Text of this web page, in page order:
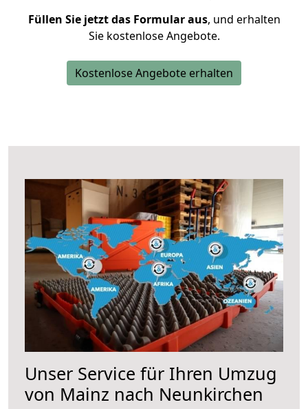
Füllen Sie jetzt das Formular aus, und erhalten
Sie kostenlose Angebote.
Kostenlose Angebote erhalten
Unser Service für Ihren Umzug
von Mainz nach Neunkirchen